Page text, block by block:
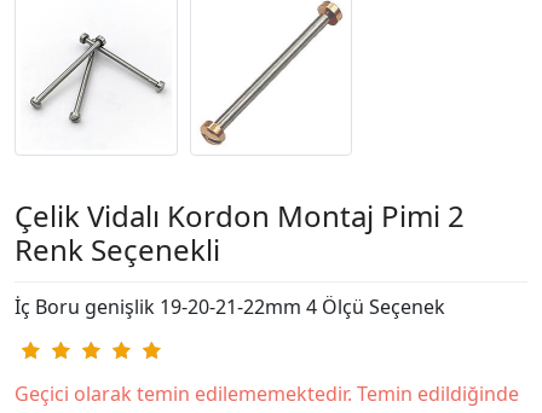
Çelik Vidalı Kordon Montaj Pimi 2
Renk Seçenekli
İç Boru genişlik 19-20-21-22mm 4 Ölçü Seçenek
Geçici olarak temin edilememektedir. Temin edildiğinde